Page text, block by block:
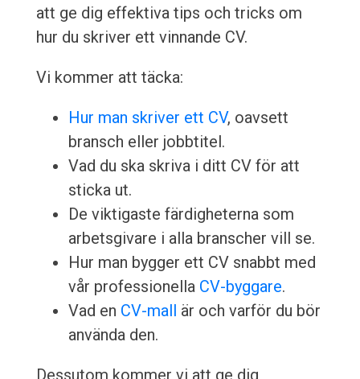
att ge dig effektiva tips och tricks om
hur du skriver ett vinnande CV.
Vi kommer att täcka:
Hur man skriver ett CV, oavsett
bransch eller jobbtitel.
Vad du ska skriva i ditt CV för att
sticka ut.
De viktigaste färdigheterna som
arbetsgivare i alla branscher vill se.
Hur man bygger ett CV snabbt med
vår professionella CV-byggare.
Vad en CV-mall är och varför du bör
använda den.
Dessutom kommer vi att ge dig